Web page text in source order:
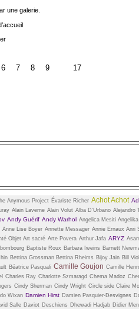
une galerie.
6 7 8 9 17
Anymous Project Évariste Richer Achot Achot
Alain Laverne Alain Volut Alba D’Urbano Alejandro
Andy Guérif Andy Warhol Angelica Mesiti
Anne Lise Boyer Annette Messager Annie Ernaux Anri
Objet Art sacré Arte Povera Arthur Jafa ARYZ
Baptiste Roux Barbara Iweins Barnett
Bettina Grossman Bettina Rheims Bijoy Jain Bill
Béatrice Pasquali Camille Goujon Camille
Charles Ray Charlotte Szmaragd Chema Madoz
Cindy Sherman Cindy Wright Circle side Claire
Wixan Damien Hirst Damien Pasquier-Desvignes
Salle Daviot Deschiens Dhewadi Hadjab Didier